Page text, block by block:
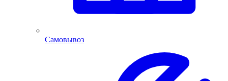
Самовывоз